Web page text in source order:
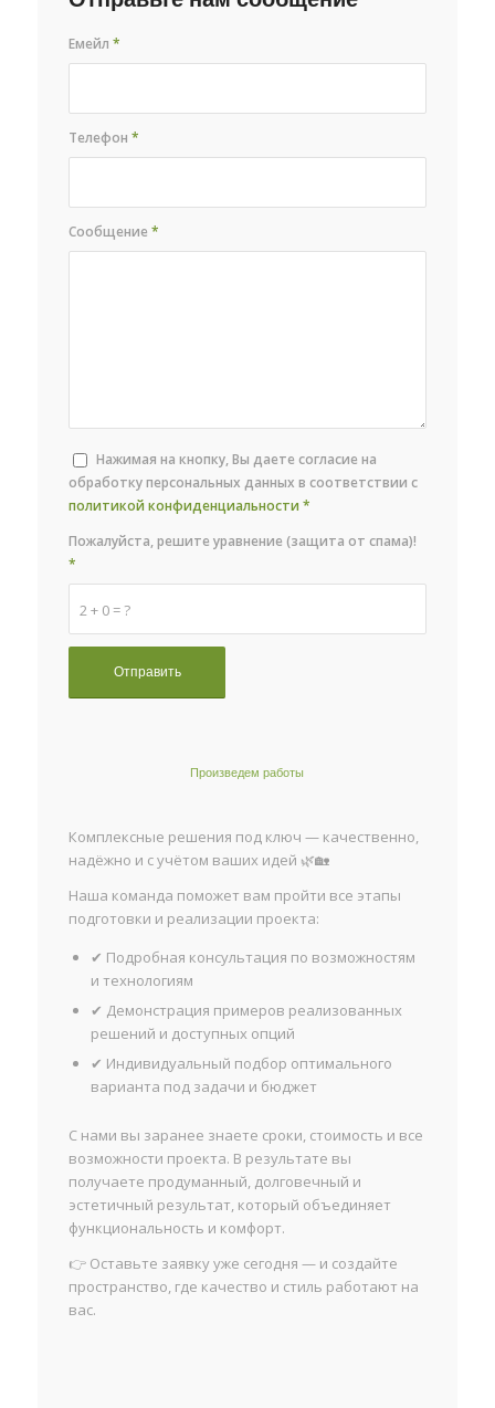
Емейл*
Телефон*
Сообщение*
Нажимая на кнопку, Вы даете согласие на
обработку персональных данных в соответствии с
политикой конфиденциальности *
2 + 0 = ?
Пожалуйста, решите уравнение (защита от спама)!
*
Произведем работы
Комплексные решения под ключ — качественно,
надёжно и с учётом ваших идей 🌿🏡
Наша команда поможет вам пройти все этапы
подготовки и реализации проекта:
✔ Подробная консультация по возможностям
и технологиям
✔ Демонстрация примеров реализованных
решений и доступных опций
✔ Индивидуальный подбор оптимального
варианта под задачи и бюджет
С нами вы заранее знаете сроки, стоимость и все
возможности проекта. В результате вы
получаете продуманный, долговечный и
эстетичный результат, который объединяет
функциональность и комфорт.
👉 Оставьте заявку уже сегодня — и создайте
пространство, где качество и стиль работают на
вас.